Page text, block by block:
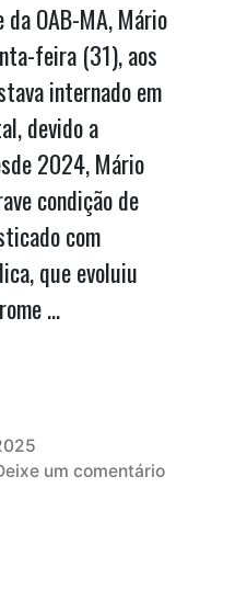
OAB-MA, Mário
feira (31), aos
internado em
devido a
2024, Mário
condição de
com
que evoluiu
…
um comentárioem